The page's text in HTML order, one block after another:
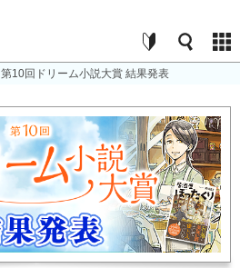
第10回ドリーム小説大賞 結果発表